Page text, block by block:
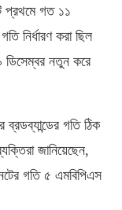
প্রথমে গত ১১
নির্ধারণ করা ছিল
ডিসেম্বর নতুন করে
গতি ঠিক
জানিয়েছেন,
গতি ৫ এমবিপিএস